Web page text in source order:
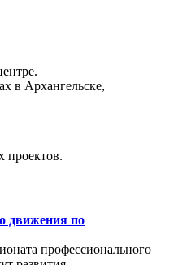
в Архангельске,
проектов.
движения по
профессионального